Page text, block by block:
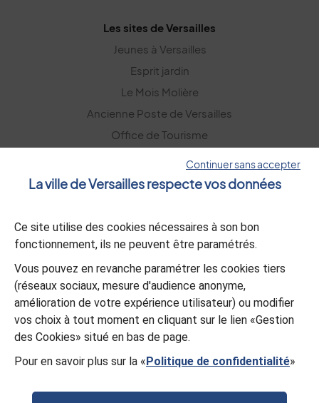
Les sites de Versailles
Jeunes à Versailles
Esprit jardin
Le Mois Molière
Ancienne Poste de Versailles
Office de Tourisme
S’abonner
L’appli Versailles
Télécharger
© Mairie de Versailles
Politique de confidentialité
Continuer sans accepter
La ville de Versailles respecte vos données
Ce site utilise des cookies nécessaires à son bon
fonctionnement, ils ne peuvent être paramétrés.
Vous pouvez en revanche paramétrer les cookies tiers
(réseaux sociaux, mesure d'audience anonyme,
amélioration de votre expérience utilisateur) ou modifier
vos choix à tout moment en cliquant sur le lien «Gestion
des Cookies» situé en bas de page.
Pour en savoir plus sur la «Politique de confidentialité»